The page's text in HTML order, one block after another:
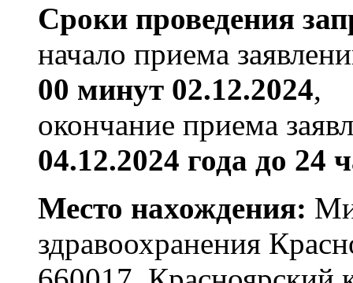
Сроки проведения
начало приема
00 минут 02.12.2024,
окончание приема
04.12.2024 года до 24
Место нахождения:
здравоохранения